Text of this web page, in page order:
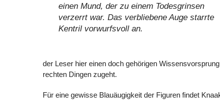
einen Mund, der zu einem Todesgrinsen
verzerrt war. Das verbliebene Auge starrte
Kentril vorwurfsvoll an.
der Leser hier einen doch gehörigen
rechten Dingen zugeht.
Für eine gewisse Blauäugigkeit der Figuren findet